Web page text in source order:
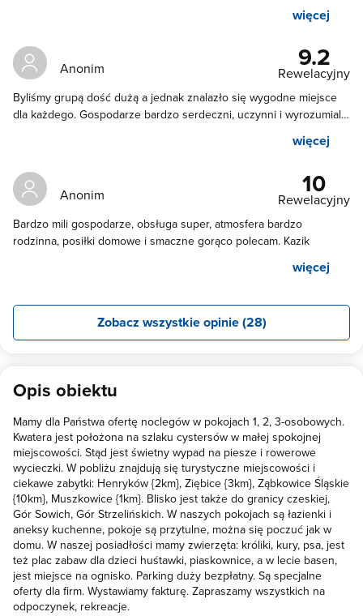
więcej
Anonim 9.2
Rewelacyjny
Byliśmy grupą dość dużą a jednak znalazło się wygodne miejsce
dla każdego. Gospodarze bardzo serdeczni, uczynni i wyrozumiali (
zwoziliśmy kamory) Jedzenie tak dobre, że mogą spokojnie
otwierać restauracje 5 gwiazdkową( pyszne, domowe, świeże)
największy głodomór mógł się najeść :) Bardzo polecam
więcej
Anonim 10
Rewelacyjny
Bardzo mili gospodarze, obsługa super, atmosfera bardzo
rodzinna, posiłki domowe i smaczne gorąco polecam. Kazik
więcej
Zobacz wszystkie opinie (28)
Opis obiektu
Mamy dla Państwa ofertę noclegów w pokojach 1, 2, 3-osobowych.
Kwatera jest położona na szlaku cystersów w małej spokojnej
miejscowości. Stąd jest świetny wypad na piesze i rowerowe
wycieczki. W pobliżu znajdują się turystyczne miejscowości i
ciekawe zabytki: Henryków {2km}, Ziębice {3km}, Ząbkowice Śląskie
{10km}, Muszkowice {1km}. Blisko jest także do granicy czeskiej,
Gór Sowich, Gór Strzelińskich. W naszych pokojach są łazienki i
aneksy kuchenne, pokoje są przytulne, można się poczuć jak w
domu. W naszej posiadłości mamy zwierzęta: króliki, kury, psa, jest
też plac zabaw dla dzieci huśtawki, piaskownice, a w lecie basen,
jest miejsce na ognisko. Parking duży bezpłatny. Są specjalne
oferty dla firm. Wystawiamy fakturę. Zapraszamy wszystkich na
odpoczynek, rekreacje.